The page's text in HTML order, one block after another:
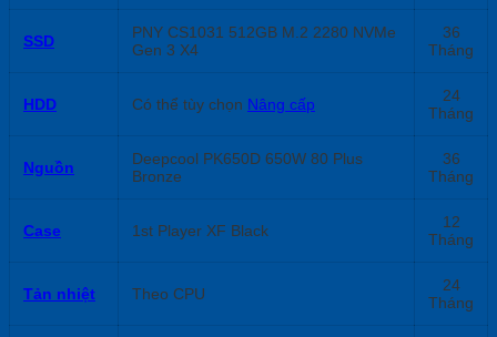
SSD
PNY CS1031 512GB M.2 2280 NVMe
Gen 3 X4
36
Tháng
HDD Có thể tùy chọn Nâng cấp
24
Tháng
Nguồn
Deepcool PK650D 650W 80 Plus
Bronze
36
Tháng
Case 1st Player XF Black
12
Tháng
Tản nhiệt Theo CPU
24
Tháng